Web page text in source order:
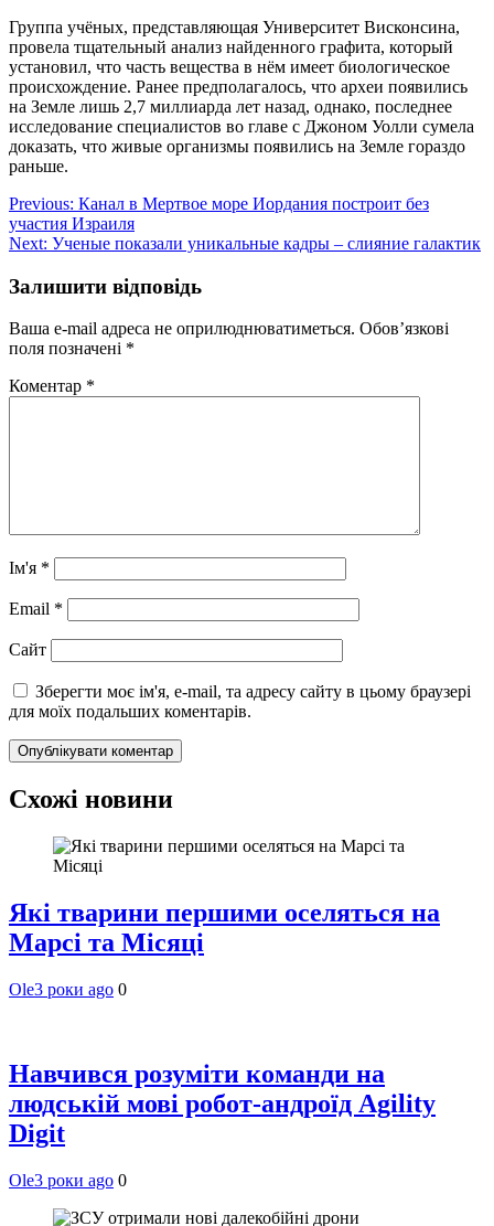
Группа учёных, представляющая Университет Висконсина,
провела тщательный анализ найденного графита, который
установил, что часть вещества в нём имеет биологическое
происхождение. Ранее предполагалось, что археи появились
на Земле лишь 2,7 миллиарда лет назад, однако, последнее
исследование специалистов во главе с Джоном Уолли сумела
доказать, что живые организмы появились на Земле гораздо
раньше.
Навігація
записів
Previous: Канал в Мертвое море Иордания построит без
участия Израиля
Next: Ученые показали уникальные кадры – слияние галактик
Залишити відповідь
Ваша e-mail адреса не оприлюднюватиметься. Обов’язкові
поля позначені *
Коментар *
Ім'я *
Email *
Сайт
Зберегти моє ім'я, e-mail, та адресу сайту в цьому браузері
для моїх подальших коментарів.
Схожі новини
Які тварини першими оселяться на
Марсі та Місяці
Ole3 роки ago 0
Навчився розуміти команди на
людській мові робот-андроїд Agility
Digit
Ole3 роки ago 0